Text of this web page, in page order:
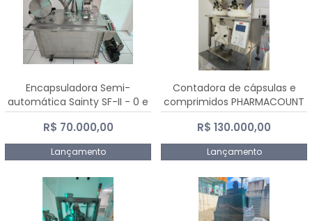
Encapsuladora Semi-
automática Sainty SF-II - 0 e
00
R$ 70.000,00
Lançamento
Contadora de cápsulas e
comprimidos PHARMACOUNT
- 2-2R3
R$ 130.000,00
Lançamento